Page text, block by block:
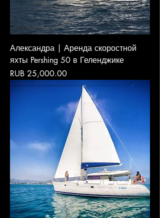
Александра | Аренда скоростной
яхты Pershing 50 в Геленджике
Price
RUB 25,000.00